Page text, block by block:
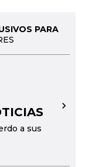
PARA
a sus
→